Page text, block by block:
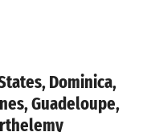
Dominica,
Guadeloupe,